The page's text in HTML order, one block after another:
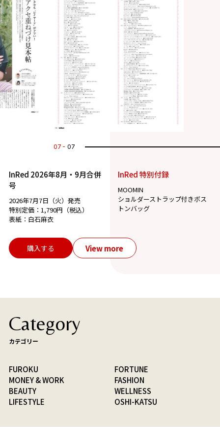
07 07
InRed 2026年8月・9月合併
号
2026年7月7日（火）発売
特別定価：1,790円（税込）
表紙：白石麻衣
InRed 特別付録
MOOMIN
ショルダーストラップ付きボス
トンバッグ
購入する View more
Category
カテゴリー
FUROKU
FORTUNE
MONEY & WORK
FASHION
BEAUTY
WELLNESS
LIFESTYLE
OSHI-KATSU